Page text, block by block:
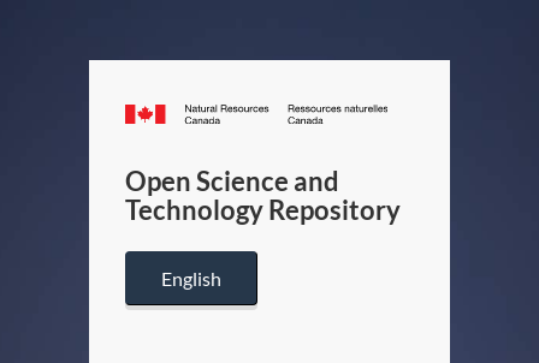
Canada.ca
/
Canada
Open Science and
Technology Repository
English